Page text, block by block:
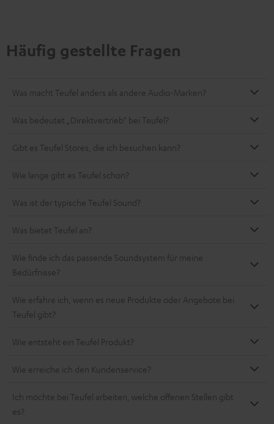
Häufig gestellte Fragen
Was macht Teufel anders als andere Audio-Marken?
Was bedeutet „Direktvertrieb“ bei Teufel?
Gibt es Teufel Stores, die ich besuchen kann?
Wie lange gibt es Teufel schon?
Was ist der typische Teufel Sound?
Was bietet Teufel an?
Wie finde ich das passende Soundsystem für meine
Bedürfnisse?
Wie erfahre ich, wenn es neue Produkte oder Angebote bei
Teufel gibt?
Wie entsteht ein Teufel Produkt?
Wie erreiche ich den Kundenservice?
Ich möchte bei Teufel arbeiten, welche offenen Stellen gibt
es?